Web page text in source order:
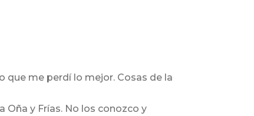
que me perdí lo mejor. Cosas de la
Oña y Frías. No los conozco y